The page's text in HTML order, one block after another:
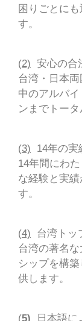
困りごとに
す。
(2) 安心の合
台湾・日本
中のアルバ
ンまでトータ
(3) 14年の実
14年間にわ
な経験と実
す。
(4) 台湾トッ
台湾の著名
シップを構
供します。
(5)
日本語